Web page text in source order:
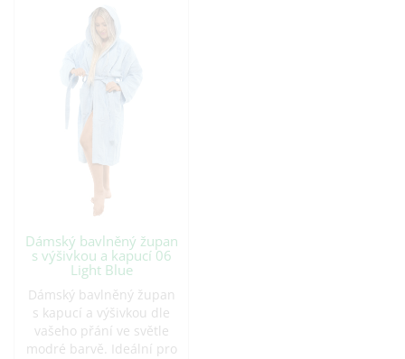
Dámský bavlněný župan
s výšivkou a kapucí 06
Light Blue
Dámský bavlněný župan
s kapucí a výšivkou dle
vašeho přání ve světle
modré barvě. Ideální pro